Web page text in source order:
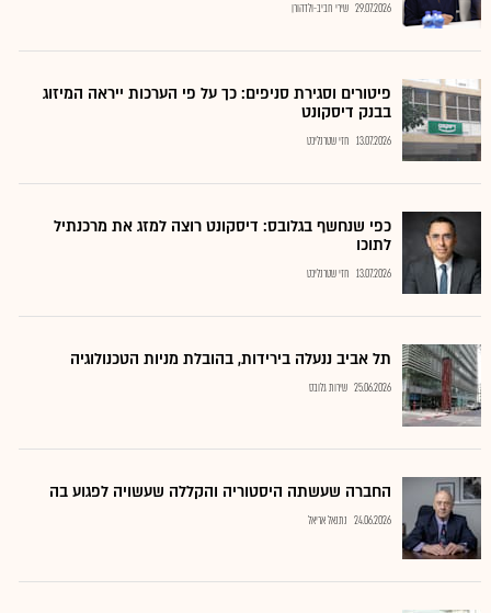
29.07.2026 שירי חביב-ולדהורן
פיטורים וסגירת סניפים: כך על פי הערכות ייראה המיזוג
בבנק דיסקונט
13.07.2026 חזי שטרנליכט
כפי שנחשף בגלובס: דיסקונט רוצה למזג את מרכנתיל
לתוכו
13.07.2026 חזי שטרנליכט
תל אביב ננעלה בירידות, בהובלת מניות הטכנולוגיה
25.06.2026 שירות גלובס
החברה שעשתה היסטוריה והקללה שעשויה לפגוע בה
24.06.2026 נתנאל אריאל